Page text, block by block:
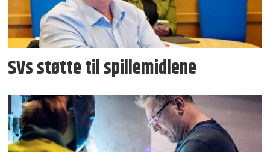
SVs støtte til spillemidlene